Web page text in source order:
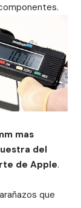
mas
del
de Apple.
que